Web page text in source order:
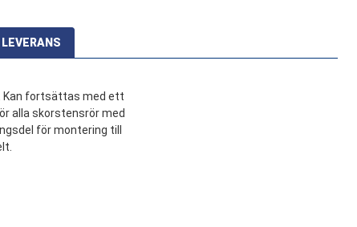
LEVERANS
Kan fortsättas med ett
alla skorstensrör med
för montering till